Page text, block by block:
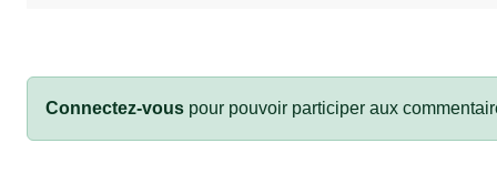
Connectez-vous pour pouvoir participer aux